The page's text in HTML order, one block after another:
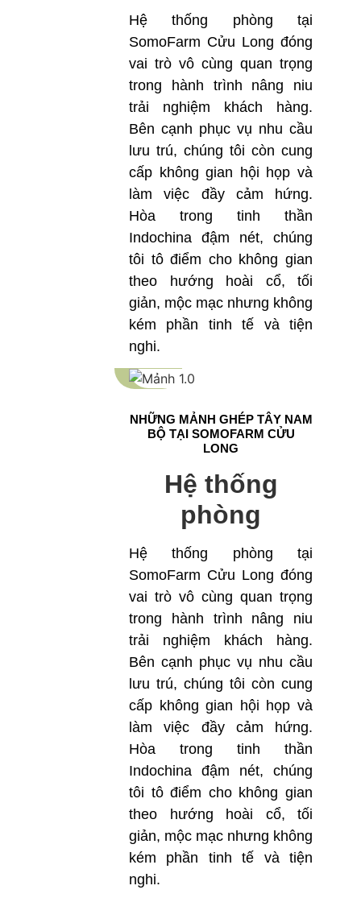
Hệ thống phòng tại
SomoFarm Cửu Long đóng
vai trò vô cùng quan trọng
trong hành trình nâng niu
trải nghiệm khách hàng.
Bên cạnh phục vụ nhu cầu
lưu trú, chúng tôi còn cung
cấp không gian hội họp và
làm việc đầy cảm hứng.
Hòa trong tinh thần
Indochina đậm nét, chúng
tôi tô điểm cho không gian
theo hướng hoài cổ, tối
giản, mộc mạc nhưng không
kém phần tinh tế và tiện
nghi.
NHỮNG MẢNH GHÉP TÂY NAM
BỘ TẠI SOMOFARM CỬU
LONG
Hệ thống
phòng
Hệ thống phòng tại
SomoFarm Cửu Long đóng
vai trò vô cùng quan trọng
trong hành trình nâng niu
trải nghiệm khách hàng.
Bên cạnh phục vụ nhu cầu
lưu trú, chúng tôi còn cung
cấp không gian hội họp và
làm việc đầy cảm hứng.
Hòa trong tinh thần
Indochina đậm nét, chúng
tôi tô điểm cho không gian
theo hướng hoài cổ, tối
giản, mộc mạc nhưng không
kém phần tinh tế và tiện
nghi.